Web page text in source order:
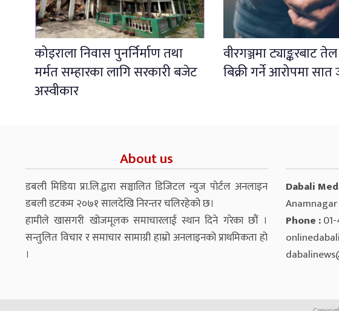
कोइराला निवास पुनर्निर्माण तथा
मर्मत सम्हारका लागि सरकारी बजेट
अस्वीकार
वीरगञ्जमा ट्याङ्करबाट
बिक्री गर्ने आरोपमा सात
About us
डबली मिडिया प्रा.लि.द्वारा सञ्चालित डिजिटल न्युज पोर्टल अनलाइन
डबली डटकम २०७१ सालदेखि निरन्तर चलिरहेको छ।
हामीले खासगरी खोजमूलक समाचारलाई स्थान दिने गरेका छौं ।
सन्तुलित विचार र समाचार सामाग्री हाम्रो अनलाइनको प्राथमिकता हो
।
Dabali
Phone :